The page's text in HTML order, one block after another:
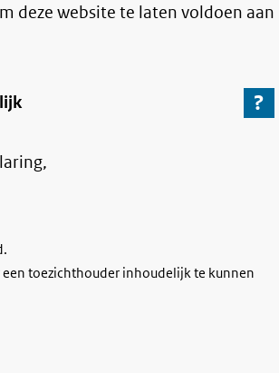
deze website te laten voldoen aan
?
Ga
een toezichthouder inhoudelijk te kunnen